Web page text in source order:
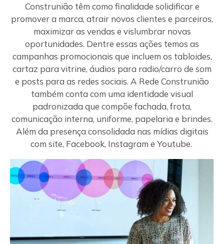
Construnião têm como finalidade solidificar e
promover a marca, atrair novos clientes e parceiros,
maximizar as vendas e vislumbrar novas
oportunidades. Dentre essas ações temos as
campanhas promocionais que incluem os tabloides,
cartaz para vitrine, áudios para radio/carro de som
e posts para as redes sociais. A Rede Construnião
também conta com uma identidade visual
padronizada que compõe fachada, frota,
comunicação interna, uniforme, papelaria e brindes.
Além da presença consolidada nas mídias digitais
com site, Facebook, Instagram e Youtube.